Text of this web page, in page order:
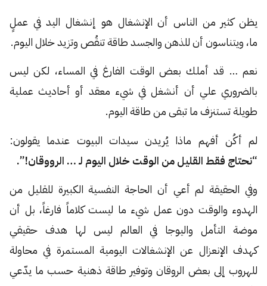
يظن كثير من الناس أن الإنشغال هو إنشغال اليد في عملٍ
ما، ويتناسون أن للذهن والجسد طاقة تنقُص وتزيد خلال اليوم.
نعم … قد أملك بعض الوقت الفارغ في المساء، لكن ليس
بالضروري علي أن أنشغل في شيء معقد أو أحاديث عملية
طويلة تستنزف ما تبقى من طاقة اليوم.
لم أكُن أفهم ماذا يُريدن سيدات البيوت عندما يقولون:
“نحتاج فقط القليل من الوقت خلال اليوم لـ … الرووقان!”.
وفي الحقيقة لم أعي أن الحاجة النفسية الكبيرة للقليل من
الهدوء والوقت دون عمل شيء ما ليست كلاماً فارغاً، بل أن
موضة التأمل واليوجا في العالم ليس لها هدف حقيقي
كهدف الإنعزال عن الإنشغالات اليومية المستمرة في محاولة
للهروب إلى بعض الروقان وتوفير طاقة ذهنية حسب ما يدّعي